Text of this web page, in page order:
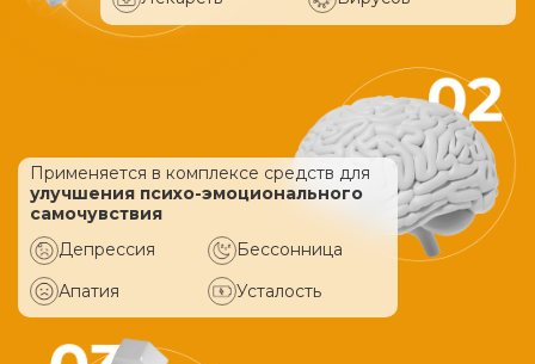
Применяется в комплексе средств для
улучшения психо-эмоционального
самочувствия
Депрессия
Бессонница
Апатия
Усталость